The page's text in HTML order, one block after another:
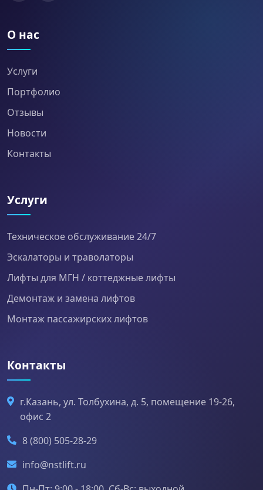
О нас
Услуги
Портфолио
Отзывы
Новости
Контакты
Услуги
Техническое обслуживание 24/7
Эскалаторы и траволаторы
Лифты для МГН / коттеджные лифты
Демонтаж и замена лифтов
Монтаж пассажирских лифтов
Контакты
г.Казань, ул. Толбухина, д. 5, помещение 19-26,
офис 2
8 (800) 505-28-29
info@nstlift.ru